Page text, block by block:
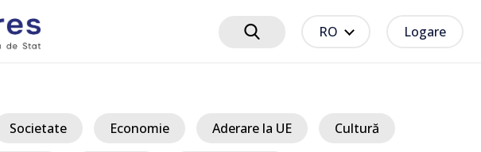
RO Logare
Societate Economie Aderare la UE Cultură